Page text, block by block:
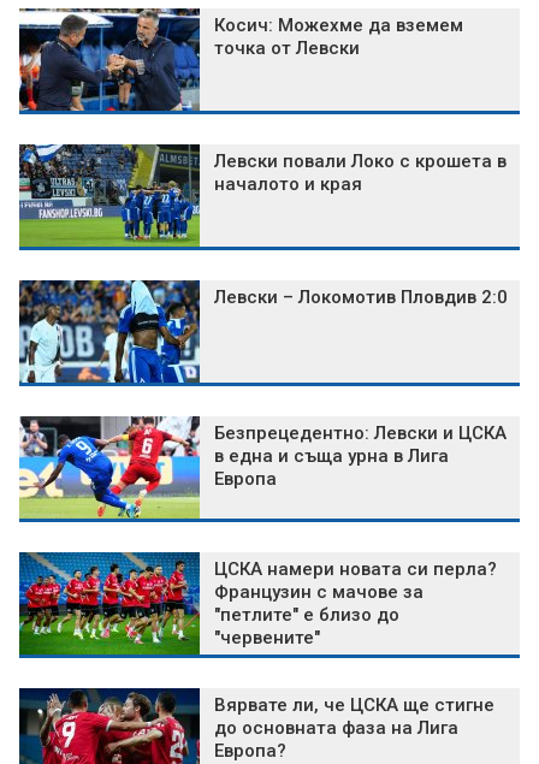
Косич: Можехме да вземем
точка от Левски
Левски повали Локо с крошета в
началото и края
Левски – Локомотив Пловдив 2:0
Безпрецедентно: Левски и ЦСКА
в една и съща урна в Лига
Европа
ЦСКА намери новата си перла?
Французин с мачове за
"петлите" е близо до
"червените"
Вярвате ли, че ЦСКА ще стигне
до основната фаза на Лига
Европа?